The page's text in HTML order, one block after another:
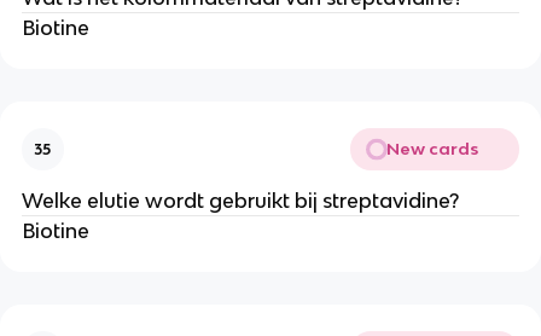
Biotine
35 New cards
Welke elutie wordt gebruikt bij streptavidine?
Biotine